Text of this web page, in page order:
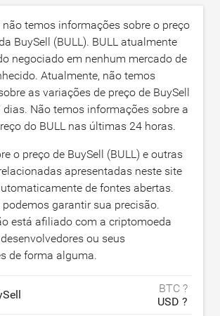
temos informações sobre o preço
BuySell (BULL). BULL atualmente
negociado em nenhum mercado de
Atualmente, não temos
as variações de preço de BuySell
Não temos informações sobre a
do BULL nas últimas 24 horas.
o preço de BuySell (BULL) e outras
apresentadas neste site
de fontes abertas.
garantir sua precisão.
está afiliado com a criptomoeda
ou seus
de forma alguma.
BTC ?
USD ?